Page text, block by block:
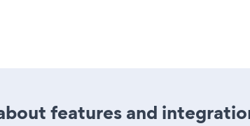
features and